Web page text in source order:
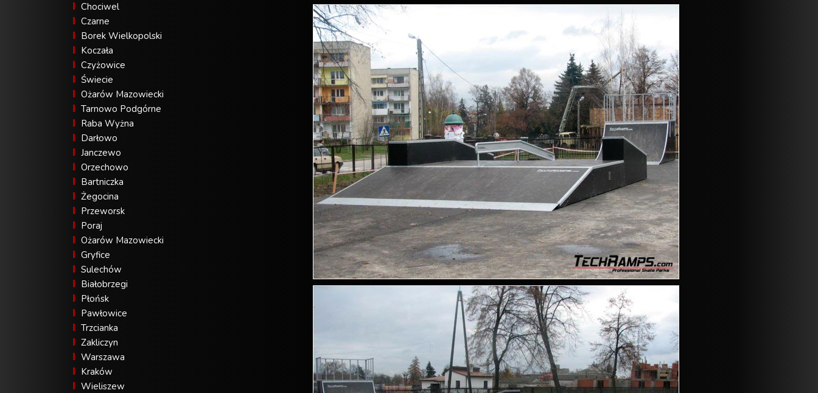
Chociwel
Czarne
Borek Wielkopolski
Koczała
Czyżowice
Świecie
Ożarów Mazowiecki
Tarnowo Podgórne
Raba Wyżna
Darłowo
Janczewo
Orzechowo
Bartniczka
Żegocina
Przeworsk
Poraj
Ożarów Mazowiecki
Gryfice
Sulechów
Białobrzegi
Płońsk
Pawłowice
Trzcianka
Zakliczyn
Warszawa
Kraków
Wieliszew